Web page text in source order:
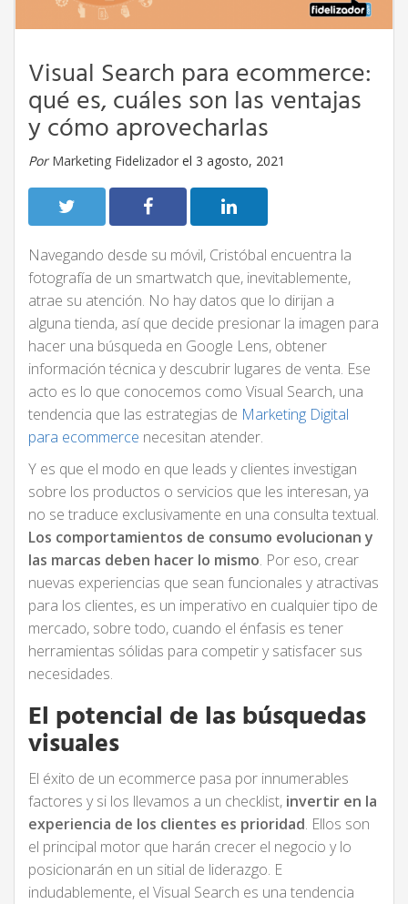
Visual Search para ecommerce:
qué es, cuáles son las ventajas
y cómo aprovecharlas
Por Marketing Fidelizador el 3 agosto, 2021
Navegando desde su móvil, Cristóbal encuentra la
fotografía de un smartwatch que, inevitablemente,
atrae su atención. No hay datos que lo dirijan a
alguna tienda, así que decide presionar la imagen para
hacer una búsqueda en Google Lens, obtener
información técnica y descubrir lugares de venta. Ese
acto es lo que conocemos como Visual Search, una
tendencia que las estrategias de Marketing Digital
para ecommerce necesitan atender.
Y es que el modo en que leads y clientes investigan
sobre los productos o servicios que les interesan, ya
no se traduce exclusivamente en una consulta textual.
Los comportamientos de consumo evolucionan y
las marcas deben hacer lo mismo. Por eso, crear
nuevas experiencias que sean funcionales y atractivas
para los clientes, es un imperativo en cualquier tipo de
mercado, sobre todo, cuando el énfasis es tener
herramientas sólidas para competir y satisfacer sus
necesidades.
El potencial de las búsquedas
visuales
El éxito de un ecommerce pasa por innumerables
factores y si los llevamos a un checklist, invertir en la
experiencia de los clientes es prioridad. Ellos son
el principal motor que harán crecer el negocio y lo
posicionarán en un sitial de liderazgo. E
indudablemente, el Visual Search es una tendencia